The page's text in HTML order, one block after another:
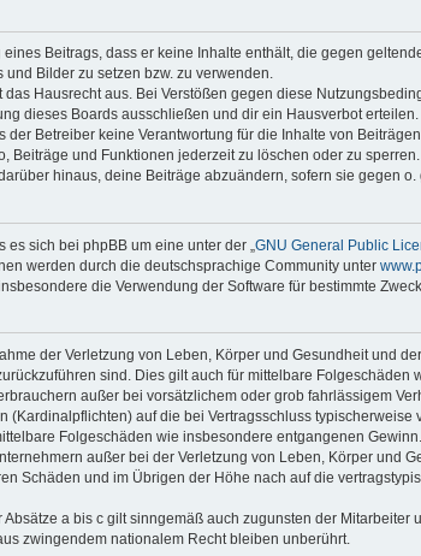
eines Beitrags, dass er keine Inhalte enthält, die gegen
und Bilder zu setzen bzw. zu verwenden.
das Hausrecht aus. Bei Verstößen gegen diese
dieses Boards ausschließen und dir ein Hausverbot erteilen.
der Betreiber keine Verantwortung für die Inhalte von
Beiträge und Funktionen jederzeit zu löschen oder zu sperren.
hinaus, deine Beiträge abzuändern, sofern sie gegen
sich bei phpBB um eine unter der „ GNU General Public
werden durch die deutschsprachige Community unter
die Verwendung der Software für bestimmte
der Verletzung von Leben, Körper und Gesundheit und
sind. Dies gilt auch für mittelbare Folgeschäden
außer bei vorsätzlichem oder grob fahrlässigem
(Kardinalpflichten) auf die bei Vertragsschluss
Folgeschäden wie insbesondere entgangenen Gewinn.
außer bei der Verletzung von Leben, Körper und
Schäden und im Übrigen der Höhe nach auf die
a bis c gilt sinngemäß auch zugunsten der Mitarbeiter
zwingendem nationalem Recht bleiben unberührt.